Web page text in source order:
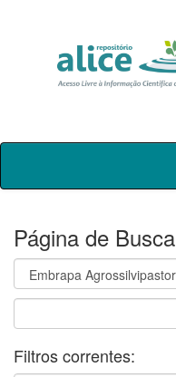
Skip
Página de Busca
Filtros correntes: